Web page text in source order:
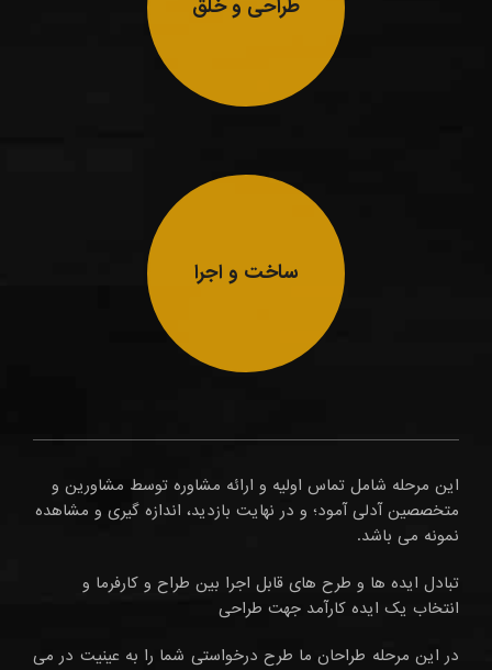
طراحی و خلق
ساخت و اجرا
این مرحله شامل تماس اولیه و ارائه مشاوره توسط مشاورین و
متخصصین آدلی آمود؛ و در نهایت بازدید، اندازه گیری و مشاهده
نمونه می باشد.
تبادل ایده ها و طرح های قابل اجرا بین طراح و کارفرما و
انتخاب یک ایده کارآمد جهت طراحی
در این مرحله طراحان ما طرح درخواستی شما را به عینیت در می